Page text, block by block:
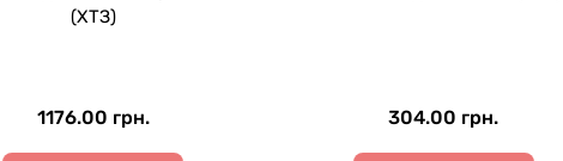
(ХТЗ)
1176.00 грн. 304.00 грн.